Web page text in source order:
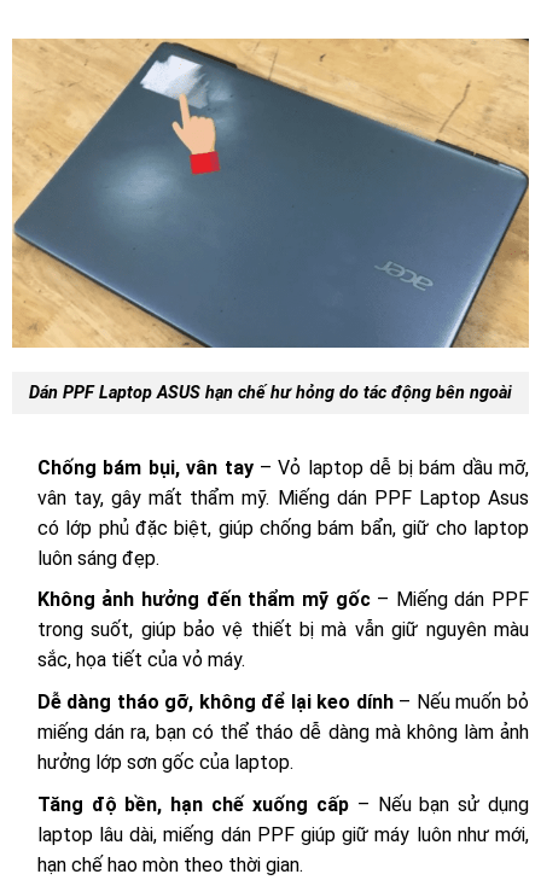
Dán PPF Laptop ASUS hạn chế hư hỏng do tác động bên ngoài
Chống bám bụi, vân tay– Vỏ laptop dễ bị bám dầu mỡ,
vân tay, gây mất thẩm mỹ. Miếng dán PPF Laptop Asus
có lớp phủ đặc biệt, giúp chống bám bẩn, giữ cho laptop
luôn sáng đẹp.
Không ảnh hưởng đến thẩm mỹ gốc– Miếng dán PPF
trong suốt, giúp bảo vệ thiết bị mà vẫn giữ nguyên màu
sắc, họa tiết của vỏ máy.
Dễ dàng tháo gỡ, không để lại keo dính– Nếu muốn bỏ
miếng dán ra, bạn có thể tháo dễ dàng mà không làm ảnh
hưởng lớp sơn gốc của laptop.
Tăng độ bền, hạn chế xuống cấp– Nếu bạn sử dụng
laptop lâu dài, miếng dán PPF giúp giữ máy luôn như mới,
hạn chế hao mòn theo thời gian.